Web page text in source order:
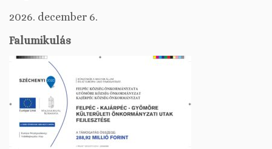
2026. december 6.
Falumikulás